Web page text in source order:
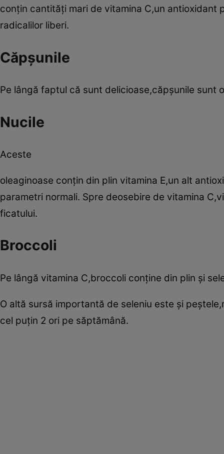
conţin cantităţi mari de vitamina C,un
radicalilor liberi.
Căpşunile
Pe lângă faptul că sunt delicioase,căpşunile sunt
Nucile
Aceste
oleaginoase conţin din plin vitamina E,un alt
parametri normali. Spre deosebire de vitamina
ficatului.
Broccoli
Pe lângă vitamina C,broccoli conţine din plin şi
O altă sursă importantă de seleniu este şi
cel puţin 2 ori pe săptămână.